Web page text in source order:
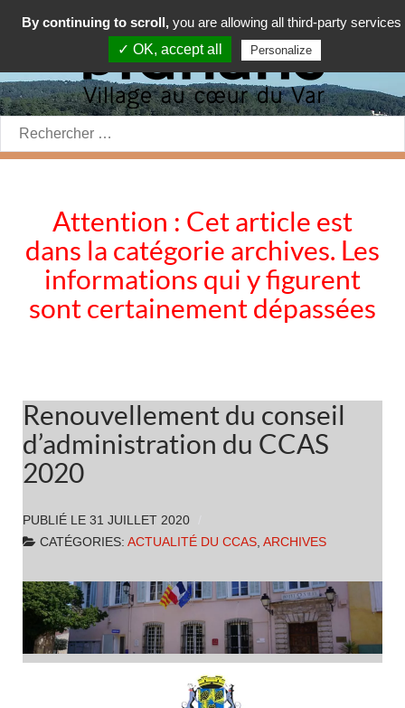
Rechercher:
Attention : Cet article est
dans la catégorie archives. Les
informations qui y figurent
sont certainement dépassées
Renouvellement du conseil
d’administration du CCAS
2020
PUBLIÉ LE 31 JUILLET 2020
CATÉGORIES: ACTUALITÉ DU CCAS, ARCHIVES
By continuing to scroll, you are allowing all third-party services
✓ OK, accept all
Personalize